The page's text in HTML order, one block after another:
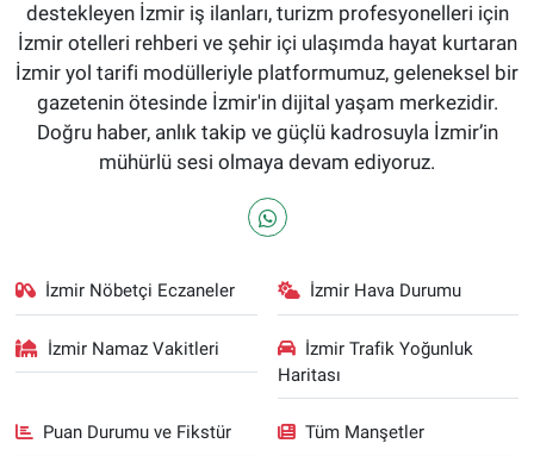
destekleyen İzmir iş ilanları, turizm profesyonelleri için
İzmir otelleri rehberi ve şehir içi ulaşımda hayat kurtaran
İzmir yol tarifi modülleriyle platformumuz, geleneksel bir
gazetenin ötesinde İzmir'in dijital yaşam merkezidir.
Doğru haber, anlık takip ve güçlü kadrosuyla İzmir’in
mühürlü sesi olmaya devam ediyoruz.
İzmir Nöbetçi Eczaneler İzmir Hava Durumu
İzmir Namaz Vakitleri
İzmir Trafik Yoğunluk
Haritası
Puan Durumu ve Fikstür Tüm Manşetler